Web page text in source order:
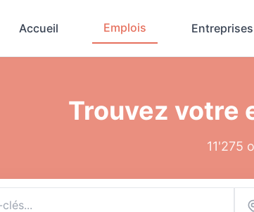
Accueil Emplois Entreprises
Trouvez votre
11'275